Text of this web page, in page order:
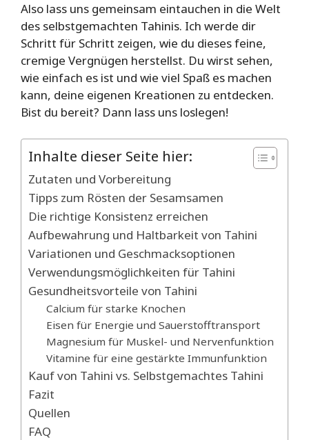
Also lass uns gemeinsam eintauchen in die Welt
des selbstgemachten Tahinis. Ich werde dir
Schritt für Schritt zeigen, wie du dieses feine,
cremige Vergnügen herstellst. Du wirst sehen,
wie einfach es ist und wie viel Spaß es machen
kann, deine eigenen Kreationen zu entdecken.
Bist du bereit? Dann lass uns loslegen!
Inhalte dieser Seite hier:
Zutaten und Vorbereitung
Tipps zum Rösten der Sesamsamen
Die richtige Konsistenz erreichen
Aufbewahrung und Haltbarkeit von Tahini
Variationen und Geschmacksoptionen
Verwendungsmöglichkeiten für Tahini
Gesundheitsvorteile von Tahini
Calcium für starke Knochen
Eisen für Energie und Sauerstofftransport
Magnesium für Muskel- und Nervenfunktion
Vitamine für eine gestärkte Immunfunktion
Kauf von Tahini vs. Selbstgemachtes Tahini
Fazit
Quellen
FAQ